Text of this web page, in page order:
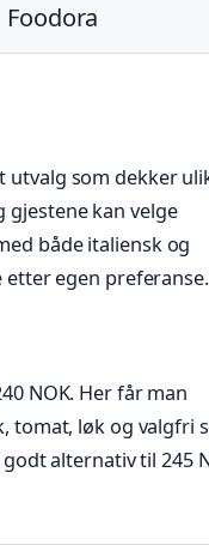
Foodora
utvalg som dekker
gjestene kan velge
både italiensk og
egen preferanse.
NOK. Her får man
tomat, løk og valgfri
alternativ til 245